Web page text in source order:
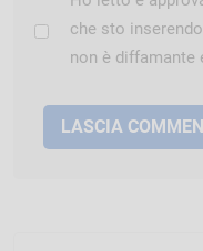
che sto
non è diffamante